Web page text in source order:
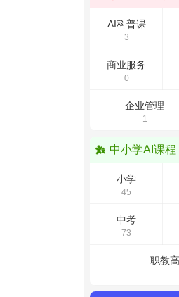
AI科普课
3
商业服务
0
企业管理
1
中小学AI课程
小学
45
中考
73
职教